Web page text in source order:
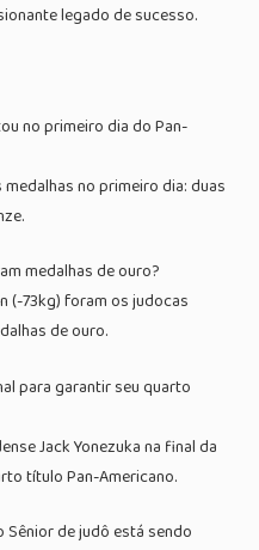
legado de sucesso.
no primeiro dia do Pan-
no primeiro dia: duas
medalhas de ouro?
(-73kg) foram os judocas
de ouro.
para garantir seu quarto
Jack Yonezuka na final da
título Pan-Americano.
Sênior de judô está sendo